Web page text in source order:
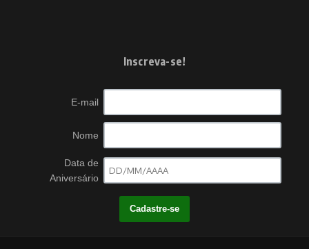
Inscreva-se!
E-mail
Nome
Data de
Aniversário